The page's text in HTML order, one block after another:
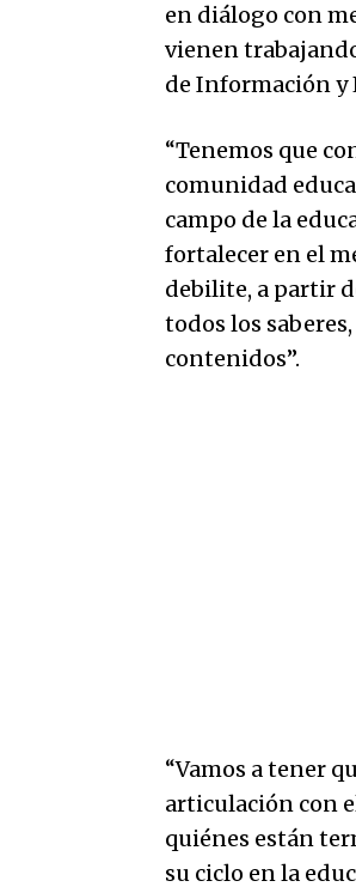
en diálogo con
vienen
de Información y
“Tenemos que
comunidad
campo de la
fortalecer en el
debilite, a partir
todos los
contenidos”.
“Vamos a tener
articulación con
quiénes están
su ciclo en la